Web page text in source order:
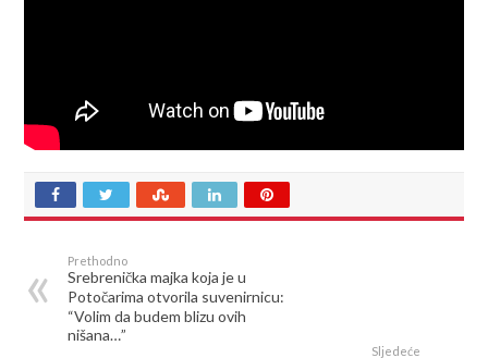
Prethodno
Srebrenička majka koja je u
Potočarima otvorila suvenirnicu:
“Volim da budem blizu ovih
nišana…”
Sljedeće